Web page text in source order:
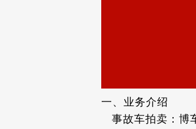
一、业务介绍
事故车拍卖：博